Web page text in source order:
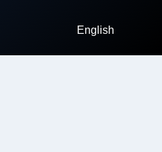
English